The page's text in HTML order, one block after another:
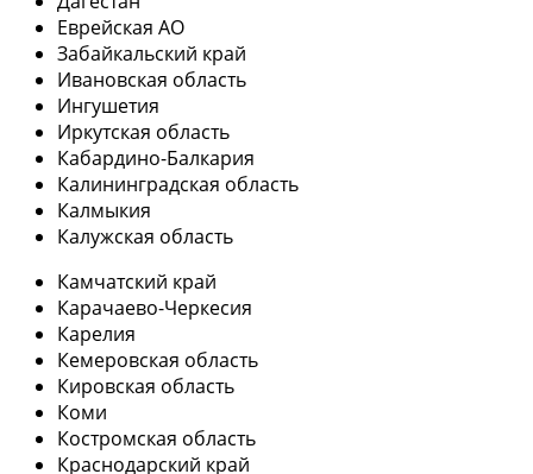
Еврейская АО
Забайкальский край
Ивановская область
Ингушетия
Иркутская область
Кабардино-Балкария
Калининградская область
Калмыкия
Калужская область
Камчатский край
Карачаево-Черкесия
Карелия
Кемеровская область
Кировская область
Коми
Костромская область
Краснодарский край